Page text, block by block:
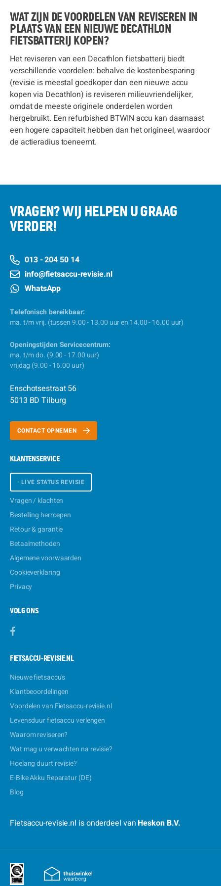
WAT ZIJN DE VOORDELEN VAN REVISEREN IN
PLAATS VAN EEN NIEUWE DECATHLON
FIETSBATTERIJ KOPEN?
Het reviseren van een Decathlon fietsbatterij biedt
verschillende voordelen: behalve de kostenbesparing
(revisie is meestal goedkoper dan een nieuwe accu
kopen via Decathlon) is reviseren milieuvriendelijker,
omdat de meeste originele onderdelen worden
hergebruikt. Een refurbished BTWIN accu kan daarnaast
een hogere capaciteit hebben dan het origineel, waardoor
de actieradius toeneemt.
VRAGEN? WIJ HELPEN U GRAAG
VERDER!
013 - 204 50 14
info@fietsaccu-revisie.nl
WhatsApp
Telefonisch bereikbaar:
ma. t/m vrij. (tussen 9.00 - 13.00 uur en 14.00 - 16.00 uur)
Openingstijden Servicecentrum:
ma. t/m do. (9.00 - 17.00 uur)
vrijdag (9.00 - 16.00 uur)
Enschotsestraat 56
5013 BD Tilburg
CONTACT OPNEMEN
KLANTENSERVICE
• LIVE STATUS REVISIE
Vragen / klachten
Bestelling herroepen
Retour & garantie
Betaalmethoden
Algemene voorwaarden
Cookieverklaring
Privacy
VOLG ONS
FIETSACCU-REVISIE.NL
Nieuwe fietsaccu's
Klantbeoordelingen
Voordelen van Fietsaccu-revisie.nl
Levensduur fietsaccu verlengen
Waarom reviseren?
Wat mag u verwachten na revisie?
Hoelang duurt revisie?
E-Bike Akku Reparatur (DE)
Blog
Fietsaccu-revisie.nl is onderdeel van Heskon B.V.